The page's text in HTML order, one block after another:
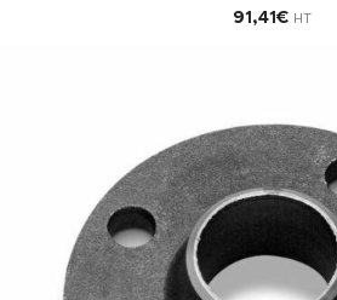
91,41 € HT